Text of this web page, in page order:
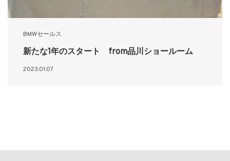
BMWセールス
新たな1年のスタート from品川ショールーム
2023.01.07